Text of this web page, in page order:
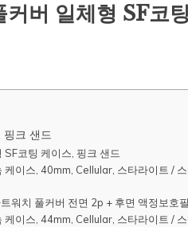
버 일체형 SF코
핑크 샌드
코팅 케이스, 핑크 샌드
이스, 40mm, Cellular, 스타라이트 /
워치 풀커버 전면 2p + 후면 액정보호
이스, 44mm, Cellular, 스타라이트 /